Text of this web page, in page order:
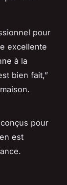
pour
excellente
à la
bien fait,”
pour
est